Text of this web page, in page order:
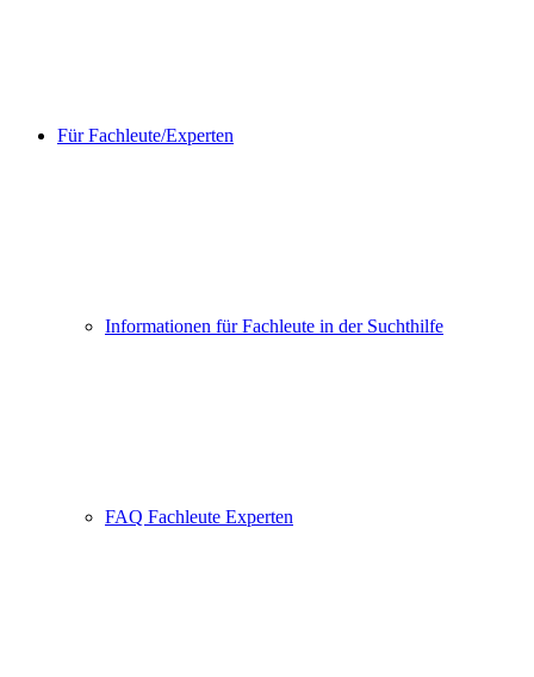
Für Fachleute/Experten
Informationen für Fachleute in der Suchthilfe
FAQ Fachleute Experten